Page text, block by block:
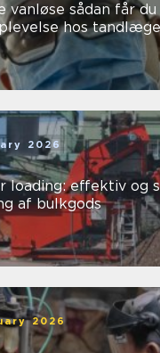
får du en tryg
hos
2026
loading: effektiv og
af bulkgods
2026